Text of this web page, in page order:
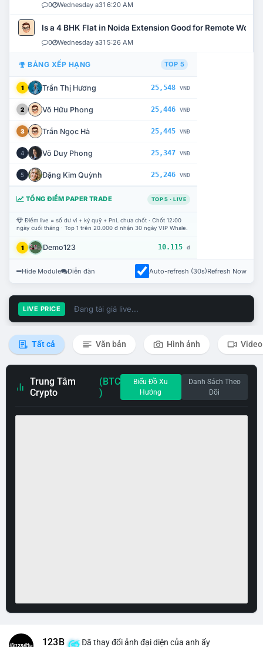
0 Wednesday a31 6:20 AM
Is a 4 BHK Flat in Noida Extension Good for Remote Work?
0 Wednesday a31 5:26 AM
BẢNG XẾP HẠNG TOP 5
1 Trần Thị Hương 25,548 VNĐ
2 Võ Hữu Phong 25,446 VNĐ
3 Trần Ngọc Hà 25,445 VNĐ
4 Võ Duy Phong 25,347 VNĐ
5 Đặng Kim Quỳnh 25,246 VNĐ
TỔNG ĐIỂM PAPER TRADE TOP 5 · LIVE
Điểm live = số dư ví + ký quỹ + PnL chưa chốt · Chốt 12:00
ngày cuối tháng · Top 1 trên 20.000 đ nhận 30 ngày VIP Whale.
1 Demo123 10.115 đ
Hide Module Diễn đàn Auto-refresh (30s)Refresh Now
LIVE PRICE Đang tải giá live...
Tất cả Văn bản Hình ảnh Video
Trung Tâm
Crypto
(BTC
)
Biểu Đồ Xu
Hướng
Danh Sách Theo
Dõi
123B Đã thay đổi ảnh đại diện của anh ấy